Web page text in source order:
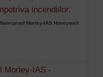
Morley-IAS Honeywell